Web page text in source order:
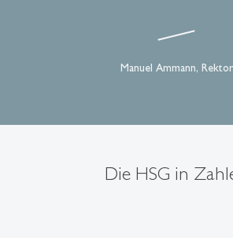
Manuel Ammann, Rektor
Die HSG in